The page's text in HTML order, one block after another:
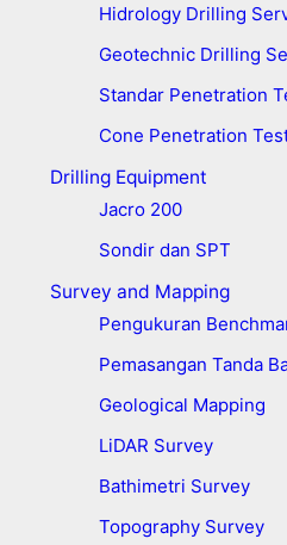
Hidrology Drilling
Geotechnic Drilling
Standar Penetration
Cone Penetration
Drilling Equipment
Jacro 200
Sondir dan SPT
Survey and Mapping
Pengukuran
Pemasangan Tanda
Geological Mapping
LiDAR Survey
Bathimetri Survey
Topography Survey